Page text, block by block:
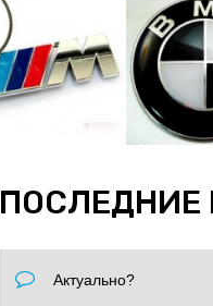
ПОСЛЕДНИЕ
Актуально?